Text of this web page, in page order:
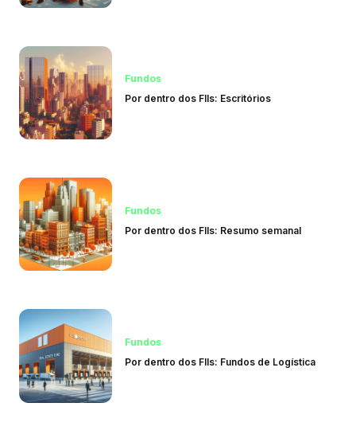
Fundos
Por dentro dos FIIs: Escritórios
Fundos
Por dentro dos FIIs: Resumo semanal
Fundos
Por dentro dos FIIs: Fundos de Logística